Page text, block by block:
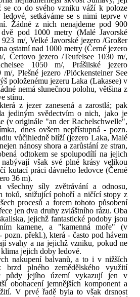
se co do svého vzniku váží k poloze
setkáváme se s nimi teprve v
Žádné z nich nenajdeme pod 900
pod 1000 metry (Malé Javorské
m/, Velké Javorské jezero /Großer
ostatní nad 1000 metry (Černé jezero
, Čertovo jezero /Teufelsee 1030 m/,
1050 m/, Prášilské jezero
m/, Plešné jezero /Plöckensteiner See
položenému jezeru Laka (Lakasee) v
nemá slunečnou polohu, většina z
stínu.
z jezer zanesená a zarostlá; pak
jediným svědectvím o nich, jako je
(v originále "an der Rachelschwelle",
dnes ovšem nepřístupná - pozn.
vůčihledně blíží (jezero Laka, Malé
nánosy shora a zarůstání ze stran,
odtokem se spolupodílí na jejich
však své plné krásy velikou
kutací práci dávného ledovce (Černé
36 m).
všechny síly zvětrávání a odnosu,
toků, snižující pohoří a ničící stopy z
procesů a forem tohoto působení
jen dva druhy zvláštního rázu. Oba
jejichž fantastické podoby jsou
kamene, a "kamenná moře" (v
překl.), která - často pod hávem
svahy a na jejichž vzniku, pokud ne
jejich doby ledové.
nakupení balvanů, a to i v nižších
plného zemědělského využití
půdy jejího území vykazují jen v
obohacení jemnějších komponent a
V prvé řadě byla to však drsnost